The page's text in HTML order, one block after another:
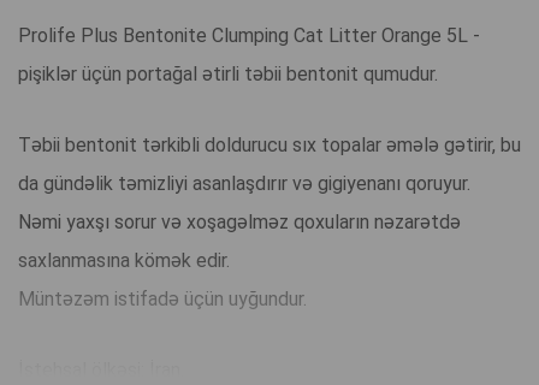
Prolife Plus Bentonite Clumping Cat Litter Orange 5L -
pişiklər üçün portağal ətirli təbii bentonit qumudur.
Təbii bentonit tərkibli doldurucu sıx topalar əmələ gətirir, bu
da gündəlik təmizliyi asanlaşdırır və gigiyenanı qoruyur.
Nəmi yaxşı sorur və xoşagəlməz qoxuların nəzarətdə
saxlanmasına kömək edir.
Müntəzəm istifadə üçün uyğundur.